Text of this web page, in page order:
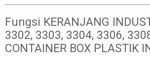
Fungsi KERANJANG
3302, 3303, 3304, 3306,
CONTAINER BOX PLASTIK